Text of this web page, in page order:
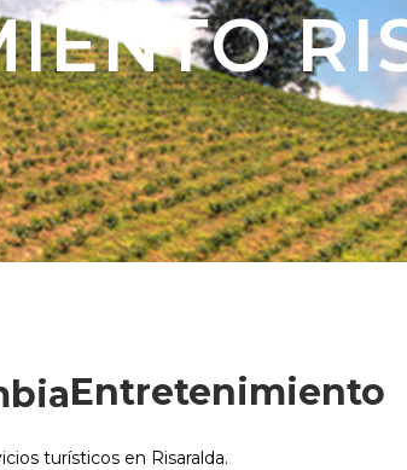
Entretenimiento
turísticos en Risaralda.